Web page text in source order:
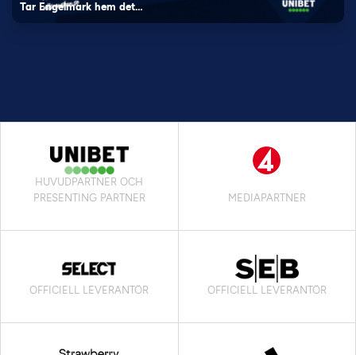
Tar Engelmark hem det…
HUVUDPARTNER OCH
PRESENTING PARTNER
MEDIAPARTNER
OFFICIELL LEVERANTÖR OFFICIELL LEVERANTÖR